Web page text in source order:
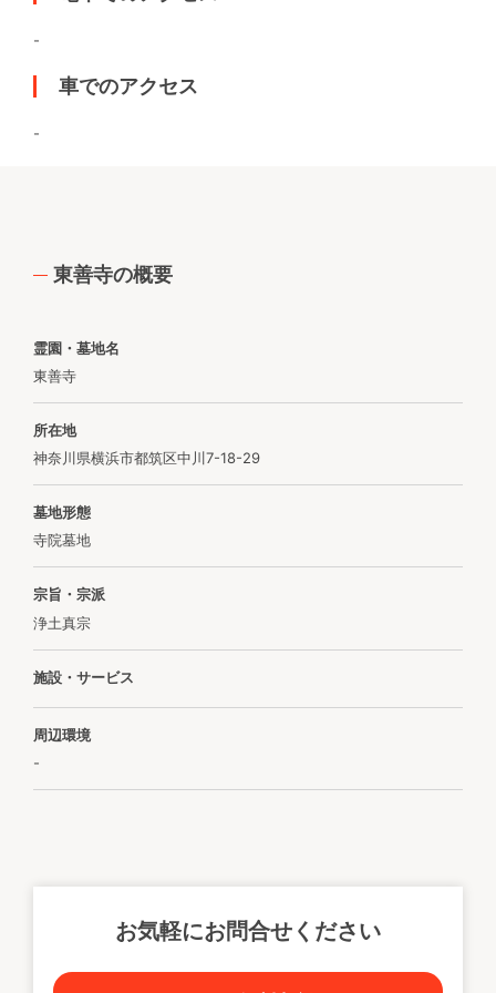
-
車でのアクセス
-
東善寺の概要
霊園・墓地名
東善寺
所在地
神奈川県横浜市都筑区中川7-18-29
墓地形態
寺院墓地
宗旨・宗派
浄土真宗
施設・サービス
周辺環境
-
お気軽にお問合せください